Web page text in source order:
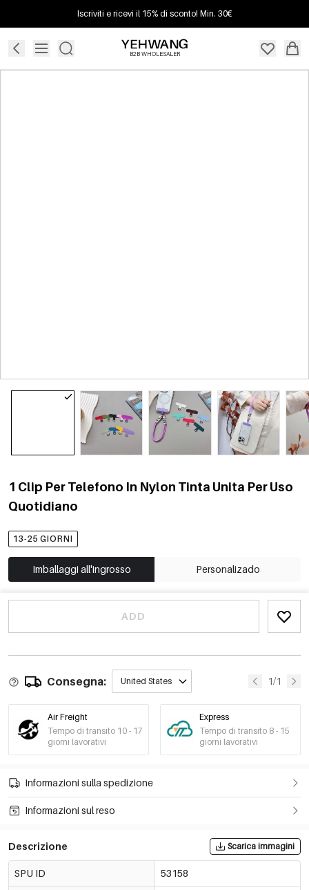
Iscriviti e ricevi il 15% di sconto! Min. 30€
B2B WHOLESALER
1 Clip Per Telefono In Nylon Tinta Unita Per Uso
Quotidiano
13-25 GIORNI
Imballaggi all'ingrosso Personalizado
ADD
Consegna: United States 1/1
Air Freight
Tempo di transito 10 - 17
giorni lavorativi
Express
Tempo di transito 8 - 15
giorni lavorativi
Informazioni sulla spedizione
Informazioni sul reso
Descrizione Scarica immagini
SPU ID 53158